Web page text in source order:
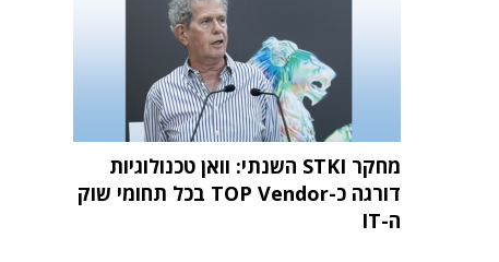
מחקר STKI השנתי: וואן טכנולוגיות
דורגה כ-TOP Vendor בכל תחומי שוק
ה-IT